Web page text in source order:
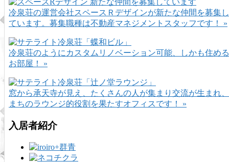
冷泉荘の運営会社スペースＲデザインが新たな仲間を募集し
ています。募集職種は不動産マネジメントスタッフです！ »
冷泉荘のようにカスタムリノベーション可能、しかも住める
お部屋！ »
窓から承天寺が見え、たくさんの人が集まり交流が生まれ、
まちのラウンジ的役割を果たすオフィスです！ »
入居者紹介